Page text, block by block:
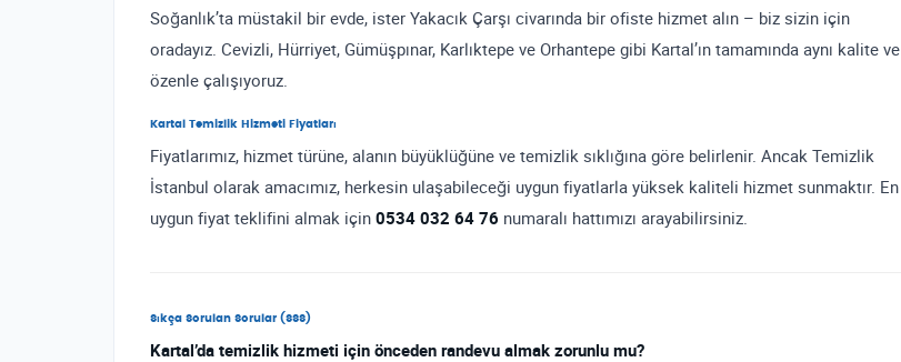
Soğanlık’ta müstakil bir evde, ister Yakacık Çarşı civarında bir ofiste hizmet alın – biz sizin için
oradayız. Cevizli, Hürriyet, Gümüşpınar, Karlıktepe ve Orhantepe gibi Kartal’ın tamamında aynı kalite ve
özenle çalışıyoruz.
Kartal Temizlik Hizmeti Fiyatları
Fiyatlarımız, hizmet türüne, alanın büyüklüğüne ve temizlik sıklığına göre belirlenir. Ancak Temizlik
İstanbul olarak amacımız, herkesin ulaşabileceği uygun fiyatlarla yüksek kaliteli hizmet sunmaktır. En
uygun fiyat teklifini almak için 0534 032 64 76 numaralı hattımızı arayabilirsiniz.
Sıkça Sorulan Sorular (SSS)
Kartal’da temizlik hizmeti için önceden randevu almak zorunlu mu?